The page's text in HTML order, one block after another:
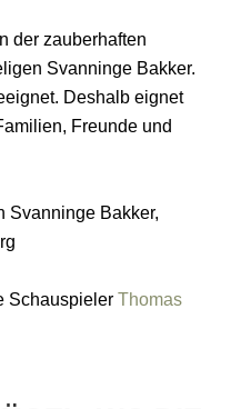
der zauberhaften
Svanninge Bakker.
Deshalb eignet
Freunde und
Svanninge Bakker,
SchauspielerThomas